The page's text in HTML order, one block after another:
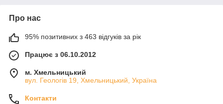
Про нас
95% позитивних з 463 відгуків за рік
Працює з 06.10.2012
м. Хмельницький
вул. Геологів 19, Хмельницький, Україна
Контакти